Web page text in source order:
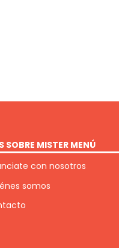
SOBRE MISTER MENÚ
con nosotros
somos